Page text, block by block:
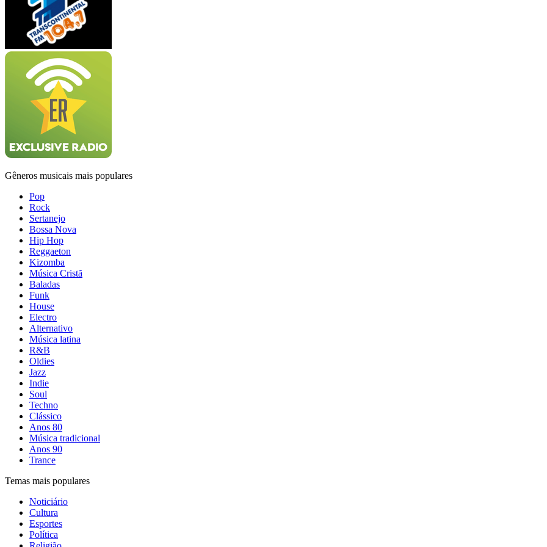
Gêneros musicais mais populares
Pop
Rock
Sertanejo
Bossa Nova
Hip Hop
Reggaeton
Kizomba
Música Cristã
Baladas
Funk
House
Electro
Alternativo
Música latina
R&B
Oldies
Jazz
Indie
Soul
Techno
Clássico
Anos 80
Música tradicional
Anos 90
Trance
Temas mais populares
Noticiário
Cultura
Esportes
Política